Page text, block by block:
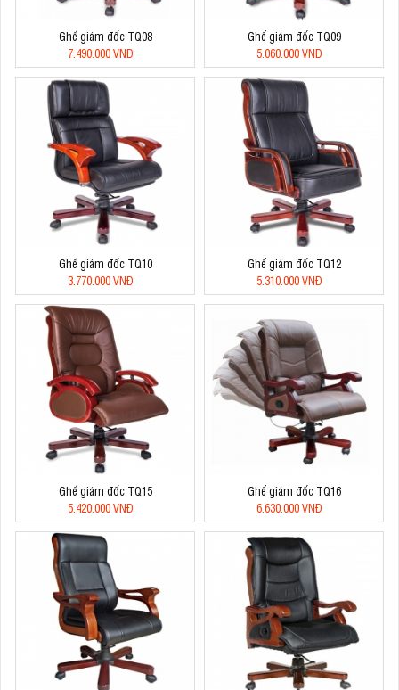
Ghế giám đốc TQ08
7.490.000 VNĐ
Ghế giám đốc TQ09
5.060.000 VNĐ
Ghế giám đốc TQ10
3.770.000 VNĐ
Ghế giám đốc TQ12
5.310.000 VNĐ
Ghế giám đốc TQ15
5.420.000 VNĐ
Ghế giám đốc TQ16
6.630.000 VNĐ